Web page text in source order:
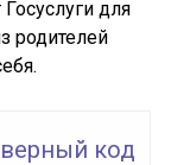
для
родителей
код